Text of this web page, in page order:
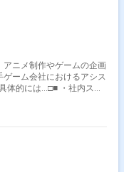
ニメ制作やゲームの企画
ーム会社におけるアシス
的には…□■ ・社内スタ
信、PAなどのエンジニ